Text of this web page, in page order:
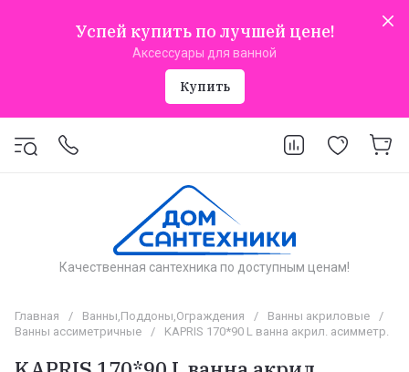
Успей купить по лучшей цене!
Аксессуары для ванной
Купить
Качественная сантехника по доступным ценам!
Главная / Ванны,Поддоны,Ограждения / Ванны акриловые
/
Ванны ассиметричные
/ KAPRIS 170*90 L ванна акрил. асимметр.